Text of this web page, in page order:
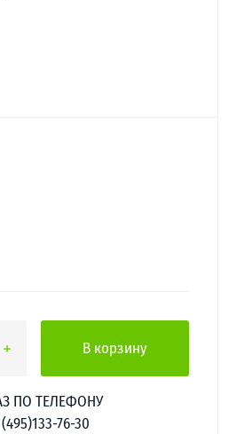
В корзину
ПО ТЕЛЕФОНУ
(495)133-76-30